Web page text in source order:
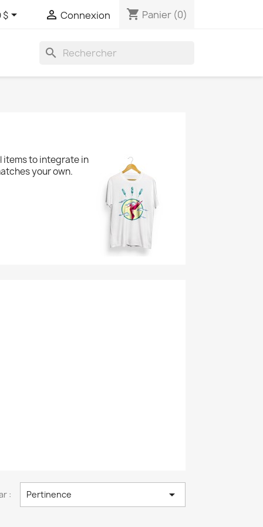
$  Connexion shopping_cart Panier (0)
search
items to integrate in
your own.
: Pertinence 